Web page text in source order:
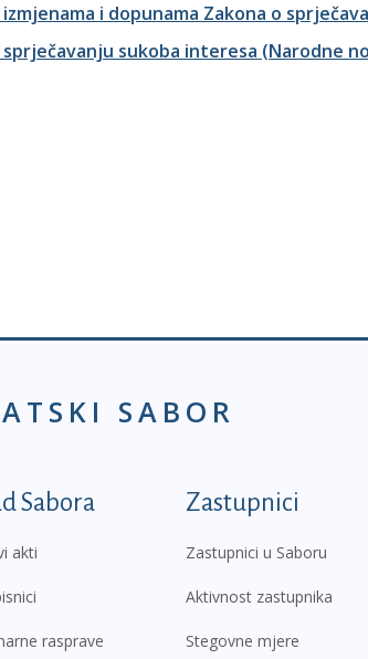
izmjenama i dopunama Zakona o
sprječavanju sukoba interesa (Narodne
SABOR
prvi izbornik
Sabora
akti
rasprave
Zastupnici
Zastupnici u Saboru
Aktivnost zastupnika
Stegovne mjere